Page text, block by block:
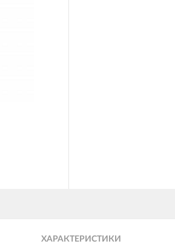
ХАРАКТЕРИСТИКИ